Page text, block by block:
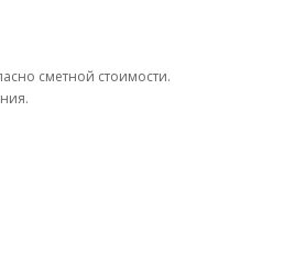
сметной стоимости.